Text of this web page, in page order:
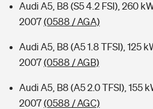
Wer versichert was: Jetzt
Sie haben Fragen?
Musikinstrumentenversicherung
Zur Übersicht
Tools
Audi A5, B8 (S5 4.2 FSI), 260
2007(0588 / AGA)
Audi A5, B8 (A5 1.8 TFSI), 125
2007(0588 / AGB)
Audi A5, B8 (A5 2.0 TFSI), 155
2007(0588 / AGC)